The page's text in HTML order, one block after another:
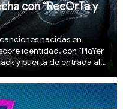
con “RecOrTa y
nacidas en
identidad, con “PlaYer
y puerta de entrada al